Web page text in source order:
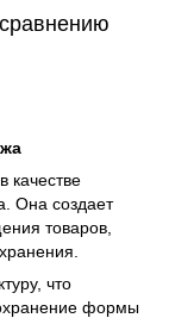
качестве
Она создает
товаров,
что
формы